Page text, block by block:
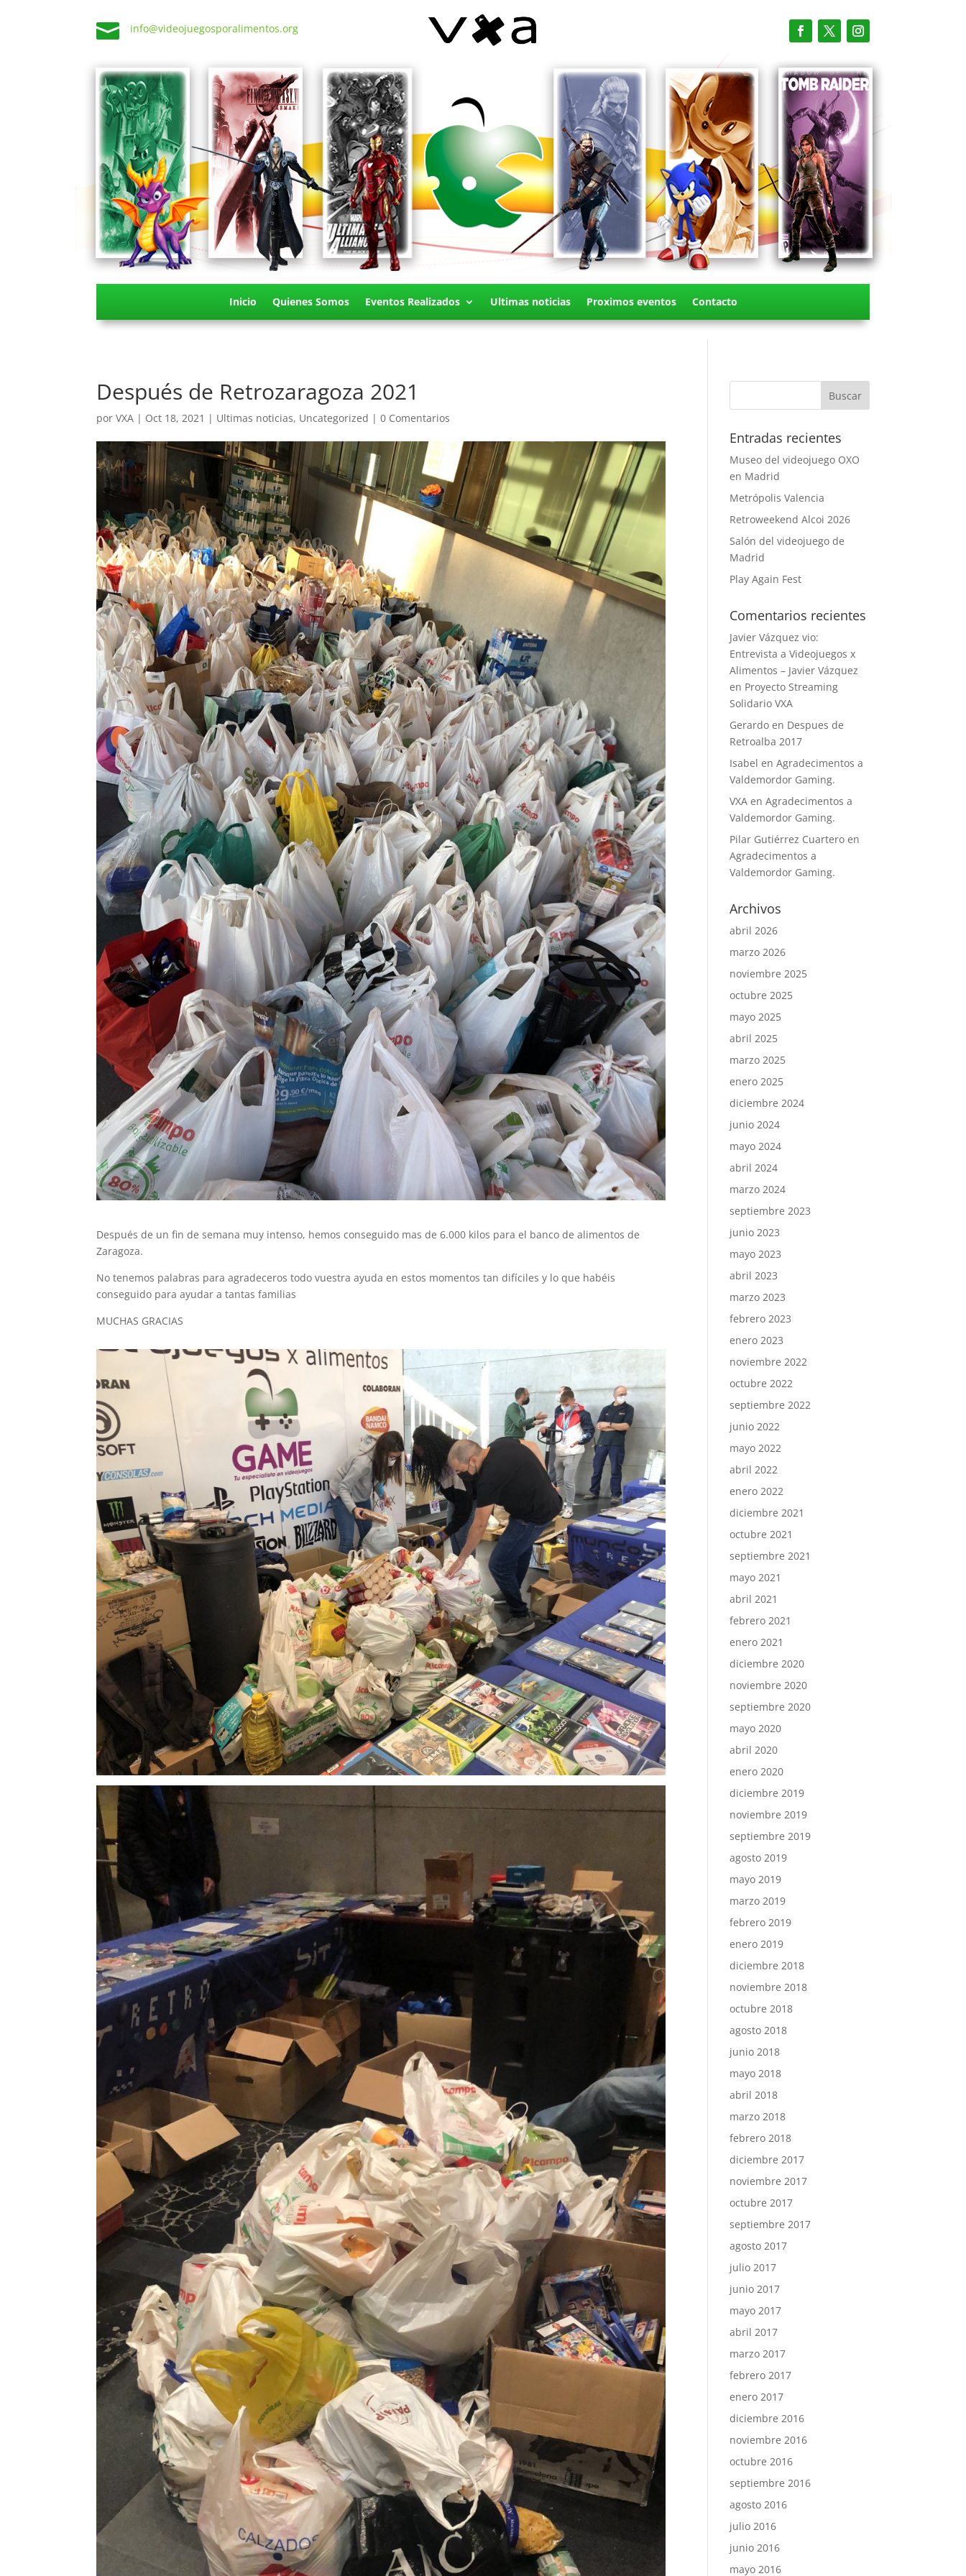
 info@videojuegosporalimentos.org
Inicio Quienes Somos Eventos Realizados Ultimas noticias Proximos eventos Contacto
Después de Retrozaragoza 2021
porVXA | Oct 18, 2021 | Ultimas noticias, Uncategorized |0 Comentarios
Después de un fin de semana muy intenso, hemos conseguido mas de 6.000 kilos para el banco de alimentos de
Zaragoza.
No tenemos palabras para agradeceros todo vuestra ayuda en estos momentos tan difíciles y lo que habéis
conseguido para ayudar a tantas familias
MUCHAS GRACIAS
Entradas recientes
Museo del videojuego OXO
en Madrid
Metrópolis Valencia
Retroweekend Alcoi 2026
Salón del videojuego de
Madrid
Play Again Fest
Comentarios recientes
Javier Vázquez vio:
Entrevista a Videojuegos x
Alimentos – Javier Vázquez
en Proyecto Streaming
Solidario VXA
Gerardo en Despues de
Retroalba 2017
Isabel enAgradecimentos a
Valdemordor Gaming.
VXA enAgradecimentos a
Valdemordor Gaming.
Pilar Gutiérrez Cuartero en
Agradecimentos a
Valdemordor Gaming.
Archivos
abril 2026
marzo 2026
noviembre 2025
octubre 2025
mayo 2025
abril 2025
marzo 2025
enero 2025
diciembre 2024
junio 2024
mayo 2024
abril 2024
marzo 2024
septiembre 2023
junio 2023
mayo 2023
abril 2023
marzo 2023
febrero 2023
enero 2023
noviembre 2022
octubre 2022
septiembre 2022
junio 2022
mayo 2022
abril 2022
enero 2022
diciembre 2021
octubre 2021
septiembre 2021
mayo 2021
abril 2021
febrero 2021
enero 2021
diciembre 2020
noviembre 2020
septiembre 2020
mayo 2020
abril 2020
enero 2020
diciembre 2019
noviembre 2019
septiembre 2019
agosto 2019
mayo 2019
marzo 2019
febrero 2019
enero 2019
diciembre 2018
noviembre 2018
octubre 2018
agosto 2018
junio 2018
mayo 2018
abril 2018
marzo 2018
febrero 2018
diciembre 2017
noviembre 2017
octubre 2017
septiembre 2017
agosto 2017
julio 2017
junio 2017
mayo 2017
abril 2017
marzo 2017
febrero 2017
enero 2017
diciembre 2016
noviembre 2016
octubre 2016
septiembre 2016
agosto 2016
julio 2016
junio 2016
mayo 2016